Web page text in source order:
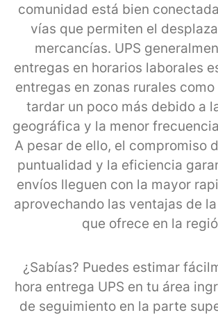
comunidad está bien
vías que permiten el
mercancías. UPS
entregas en horarios laborales
entregas en zonas rurales
tardar un poco más debido a
geográfica y la menor
A pesar de ello, el compromiso
puntualidad y la eficiencia
envíos lleguen con la mayor
aprovechando las ventajas de
que ofrece en la
¿Sabías? Puedes estimar
hora entrega UPS en tu área
de seguimiento en la parte